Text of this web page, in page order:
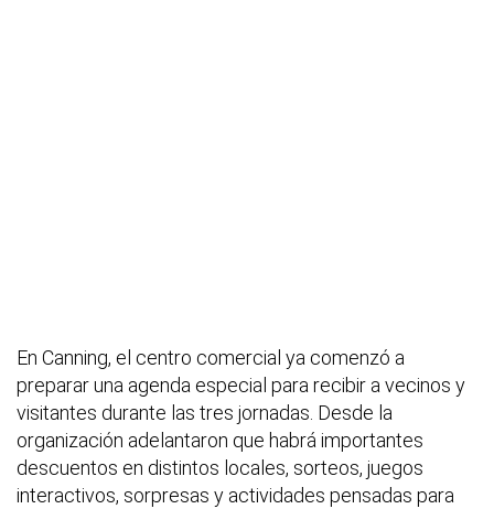
En Canning, el centro comercial ya comenzó a
preparar una agenda especial para recibir a vecinos y
visitantes durante las tres jornadas. Desde la
organización adelantaron que habrá importantes
descuentos en distintos locales, sorteos, juegos
interactivos, sorpresas y actividades pensadas para